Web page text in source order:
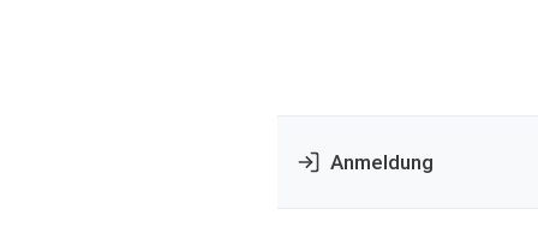
Anmeldung